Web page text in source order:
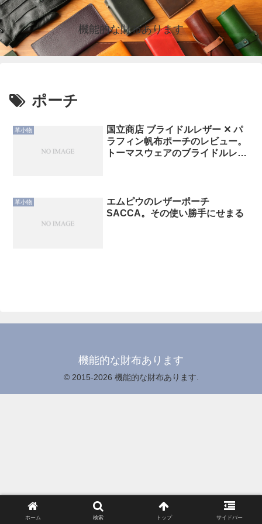
機能的な財布あります
ポーチ
革小物
国立商店 ブライドルレザー ✕ パ
ラフィン帆布ポーチのレビュー。
トーマスウェアのブライドルレザ
革小物
エムピウのレザーポーチ
SACCA。その使い勝手にせまる
機能的な財布あります
© 2015-2026 機能的な財布あります.
ホーム 検索 トップ サイドバー